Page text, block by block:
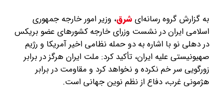
به گزارش گروه رسانه‌ایشرق، وزیر امور خارجه جمهوری
اسلامی ایران در نشست وزرای خارجه کشورهای عضو بریکس
در دهلی نو با اشاره به دو حمله نظامی اخیر آمریکا و رژیم
صهیونیستی علیه ایران، تأکید کرد: ملت ایران هرگز در برابر
زورگویی سر خم نکرده و نخواهد کرد و مقاومت در برابر
هژمونی غرب، دفاع از نظم نوین جهانی است.